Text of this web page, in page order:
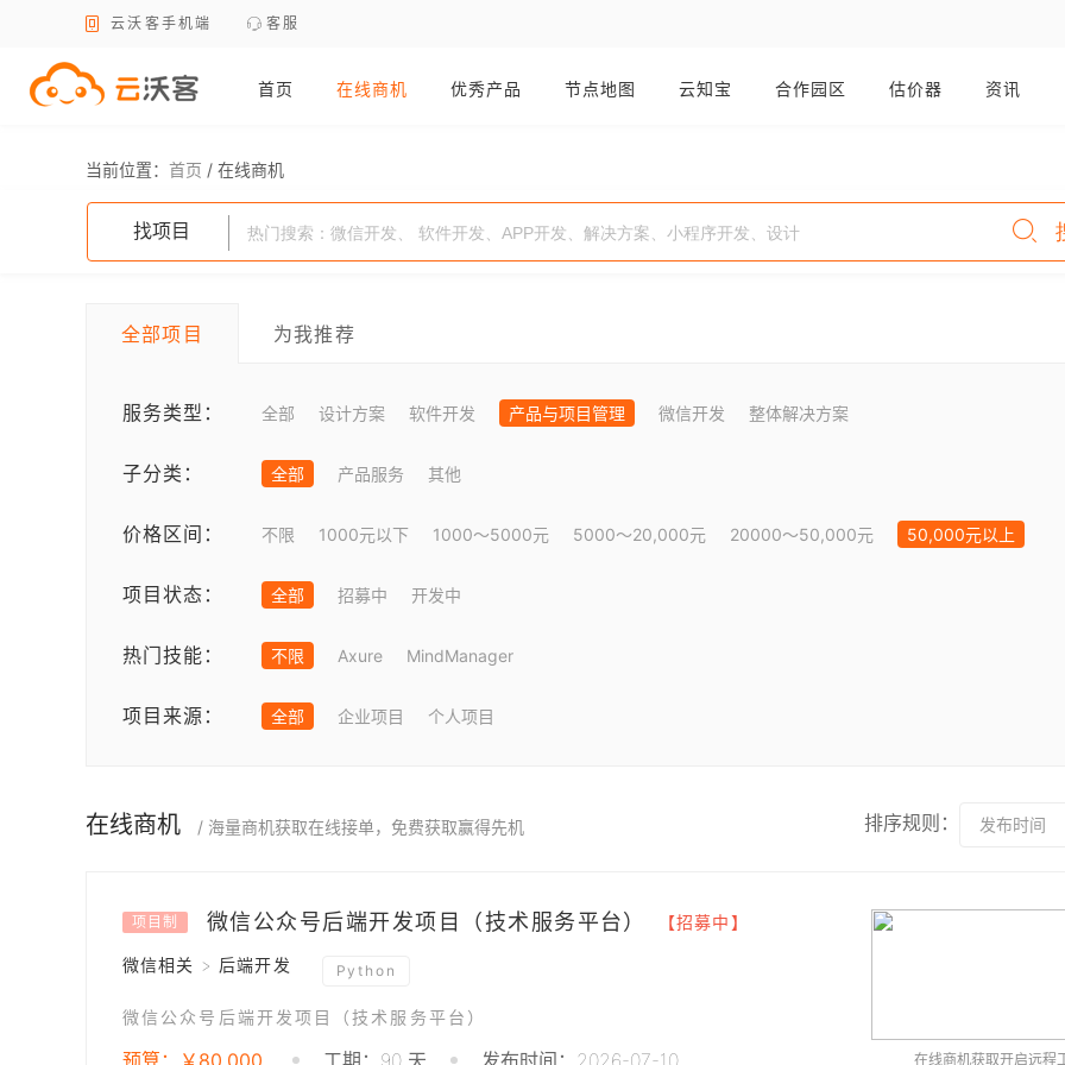
云沃客手机端 客服
首页 在线商机 优秀产品 节点地图 云知宝 合作园区 估价器 资讯
当前位置： 首页 / 在线商机
找项目
全部项目 为我推荐
服务类型： 全部 设计方案 软件开发 产品与项目管理 微信开发 整体解决方案
子分类： 全部 产品服务 其他
价格区间： 不限 1000元以下 1000～5000元 5000～20,000元 20000～50,000元 50,000元以上
项目状态： 全部 招募中 开发中
热门技能： 不限 Axure MindManager
项目来源： 全部 企业项目 个人项目
在线商机 / 海量商机获取在线接单，免费获取赢得先机 排序规则： 发布时间
项目制 微信公众号后端开发项目（技术服务平台） 【招募中】
微信相关 > 后端开发 Python
微信公众号后端开发项目（技术服务平台）
预算：￥80,000 工期：90 天 发布时间：2026-07-10 在线商机获取开启远程